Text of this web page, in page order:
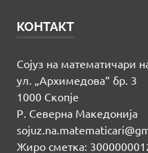
КОНТАКТ
Сојуз на математичари
ул. „Архимедова“ бр. 3
1000 Скопје
Р. Северна Македонија
Жиро сметка: